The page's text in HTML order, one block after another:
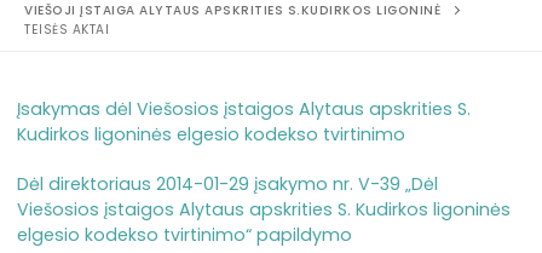
VIEŠOJI ĮSTAIGA ALYTAUS APSKRITIES S.KUDIRKOS LIGONINĖ
TEISĖS AKTAI
Įsakymas dėl Viešosios įstaigos Alytaus apskrities S.
Kudirkos ligoninės elgesio kodekso tvirtinimo
Dėl direktoriaus 2014-01-29 įsakymo nr. V-39 „Dėl
Viešosios įstaigos Alytaus apskrities S. Kudirkos ligoninės
elgesio kodekso tvirtinimo“ papildymo